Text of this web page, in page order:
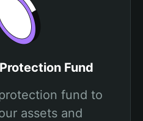
Fund
fund to
assets and